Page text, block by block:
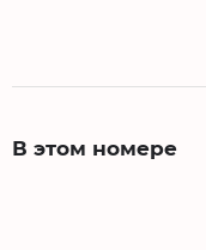
В этом номере